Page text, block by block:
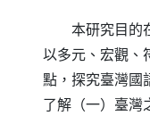
本研究目的在
以多元、宏觀、
點，探究臺灣國
了解（一）臺灣